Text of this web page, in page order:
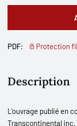
PDF: Protection
Description
L'ouvrage publié en
Transcontinental inc.